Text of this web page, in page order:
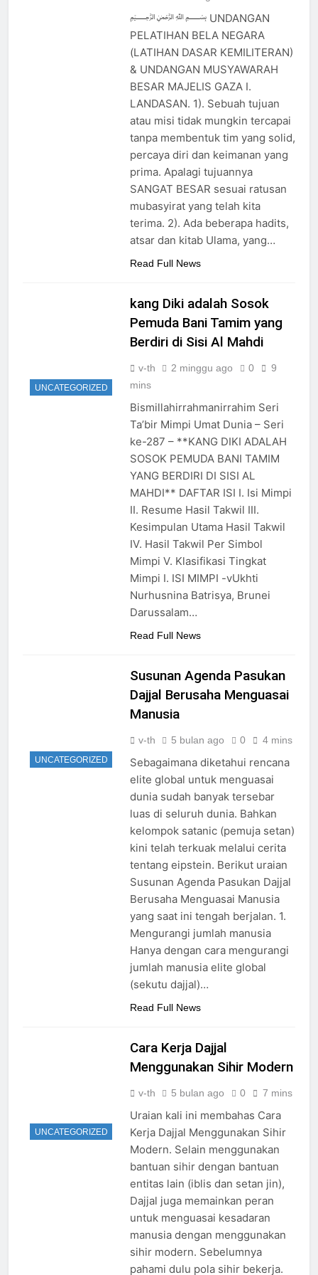
ﷻ TurunMimpi 5 Pemuda
Palestina : Rasulullah
Muslim Indonesia
Sebagai Pembebas Al
Quds
Negara Asing (Bukan
Pakistan) Namun
Tampak Religius:
Isyarat Titik
Kebangkitan Islam
dari Timur
4 Hari Ago
Ujian Pangan : Isyarat
untuk Percepatan Lumbung
Pangan di Tanah Uzlah
4 Hari Ago
Isyarat Bahwa Al- Mahdi
Membutuhkan Estafet
Perjuangan dari Para
Pembantunya
4 Hari Ago
﷽ UNDANGAN
PELATIHAN BELA NEGARA
(LATIHAN DASAR KEMILITERAN)
& UNDANGAN MUSYAWARAH
BESAR MAJELIS GAZA I.
LANDASAN. 1). Sebuah tujuan
atau misi tidak mungkin tercapai
tanpa membentuk tim yang solid,
percaya diri dan keimanan yang
prima. Apalagi tujuannya
SANGAT BESAR sesuai ratusan
mubasyirat yang telah kita
terima. 2). Ada beberapa hadits,
atsar dan kitab Ulama, yang…
Read Full News
UNCATEGORIZED
kang Diki adalah Sosok
Pemuda Bani Tamim yang
Berdiri di Sisi Al Mahdi
v-th 2 minggu ago 0
9
mins
Bismillahirrahmanirrahim Seri
Ta’bir Mimpi Umat Dunia – Seri
ke-287 – **KANG DIKI ADALAH
SOSOK PEMUDA BANI TAMIM
YANG BERDIRI DI SISI AL
MAHDI** DAFTAR ISI I. Isi Mimpi
II. Resume Hasil Takwil III.
Kesimpulan Utama Hasil Takwil
IV. Hasil Takwil Per Simbol
Mimpi V. Klasifikasi Tingkat
Mimpi I. ISI MIMPI -vUkhti
Nurhusnina Batrisya, Brunei
Darussalam…
Read Full News
UNCATEGORIZED
Susunan Agenda Pasukan
Dajjal Berusaha Menguasai
Manusia
v-th 5 bulan ago 0 4 mins
Sebagaimana diketahui rencana
elite global untuk menguasai
dunia sudah banyak tersebar
luas di seluruh dunia. Bahkan
kelompok satanic (pemuja setan)
kini telah terkuak melalui cerita
tentang eipstein. Berikut uraian
Susunan Agenda Pasukan Dajjal
Berusaha Menguasai Manusia
yang saat ini tengah berjalan. 1.
Mengurangi jumlah manusia
Hanya dengan cara mengurangi
jumlah manusia elite global
(sekutu dajjal)…
Read Full News
UNCATEGORIZED
Cara Kerja Dajjal
Menggunakan Sihir Modern
v-th 5 bulan ago 0 7 mins
Uraian kali ini membahas Cara
Kerja Dajjal Menggunakan Sihir
Modern. Selain menggunakan
bantuan sihir dengan bantuan
entitas lain (iblis dan setan jin),
Dajjal juga memainkan peran
untuk menguasai kesadaran
manusia dengan menggunakan
sihir modern. Sebelumnya
pahami dulu pola sihir bekerja.